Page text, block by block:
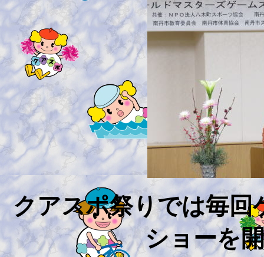
クアスポ祭りでは毎回
ショーを